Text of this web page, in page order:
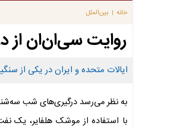
خانه | بین‌الملل
روایت سی‌ان‌ان از
ایالات متحده و ایران در یکی از
به نظر می‌رسد درگیری‌های شب
با استفاده از موشک هلفایر، یک